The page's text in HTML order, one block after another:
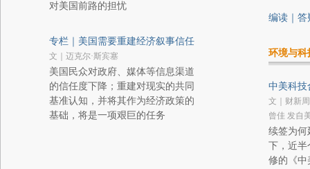
对美国前路的担忧
专栏｜美国需要重建经济叙事信任
文｜迈克尔·斯宾塞
美国民众对政府、媒体等信息渠道
的信任度下降；重建对现实的共同
基准认知，并将其作为经济政策的
基础，将是一项艰巨的任务
编读｜答
环境与科
中美科技
文｜财新
曾佳 发自
续签为何
下，近半
修的《中